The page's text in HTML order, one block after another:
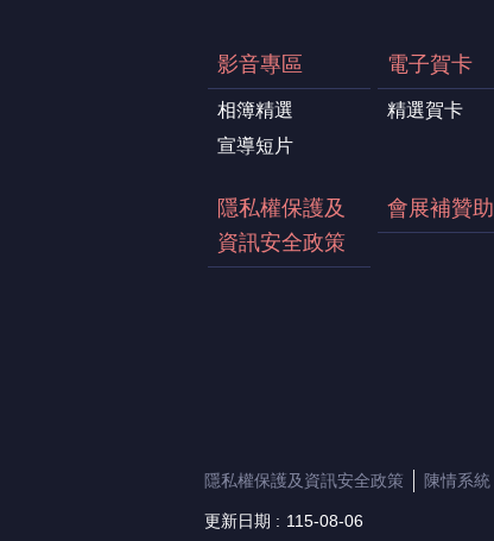
影音專區
相簿精選
宣導短片
電子賀卡
精選賀卡
隱私權保護及
資訊安全政策
會展補贊助
隱私權保護及資訊安全政策 陳情系統
更新日期
115-08-06